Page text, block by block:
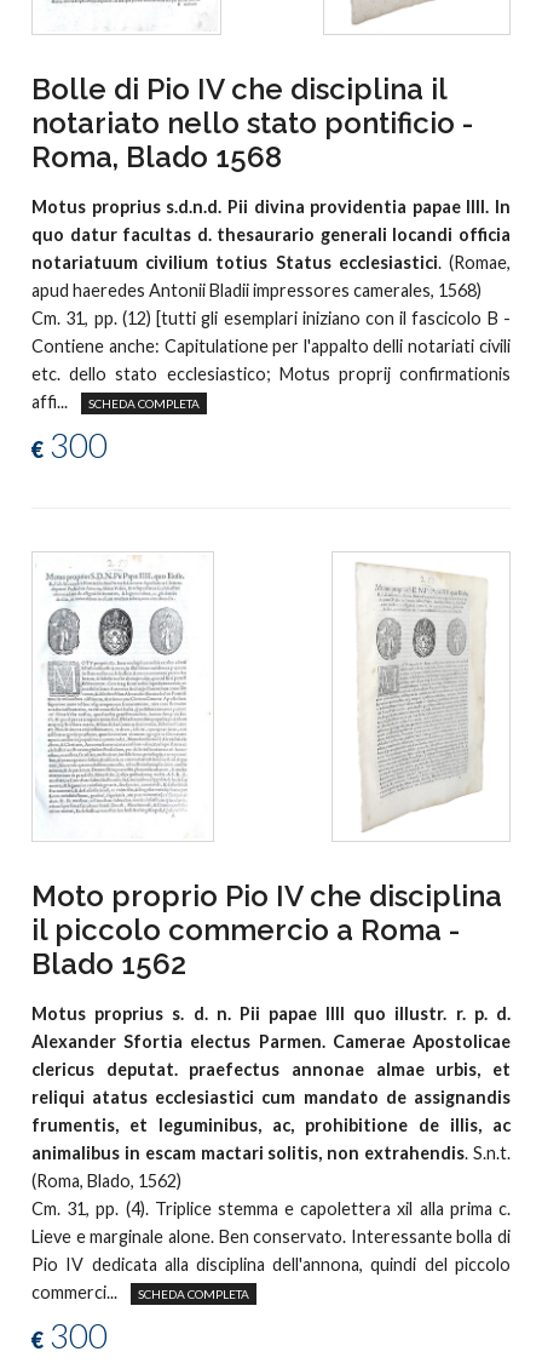
Bolle di Pio IV che disciplina il
notariato nello stato pontificio -
Roma, Blado 1568
Motus proprius s.d.n.d. Pii divina providentia papae IIII. In
quo datur facultas d. thesaurario generali locandi officia
notariatuum civilium totius Status ecclesiastici. (Romae,
apud haeredes Antonii Bladii impressores camerales, 1568)
Cm. 31, pp. (12) [tutti gli esemplari iniziano con il fascicolo B -
Contiene anche: Capitulatione per l'appalto delli notariati civili
etc. dello stato ecclesiastico; Motus proprij confirmationis
affi...
SCHEDA COMPLETA
€ 300
Moto proprio Pio IV che disciplina
il piccolo commercio a Roma -
Blado 1562
Motus proprius s. d. n. Pii papae IIII quo illustr. r. p. d.
Alexander Sfortia electus Parmen. Camerae Apostolicae
clericus deputat. praefectus annonae almae urbis, et
reliqui atatus ecclesiastici cum mandato de assignandis
frumentis, et leguminibus, ac, prohibitione de illis, ac
animalibus in escam mactari solitis, non extrahendis. S.n.t.
(Roma, Blado, 1562)
Cm. 31, pp. (4). Triplice stemma e capolettera xil alla prima c.
Lieve e marginale alone. Ben conservato. Interessante bolla di
Pio IV dedicata alla disciplina dell'annona, quindi del piccolo
commerci...
SCHEDA COMPLETA
€ 300